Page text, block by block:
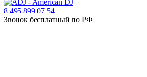
8 495 899 07 54
Звонок бесплатный по РФ